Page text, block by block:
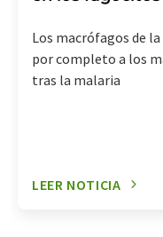
Los macrófagos de
por completo a los
tras la malaria
LEER NOTICIA